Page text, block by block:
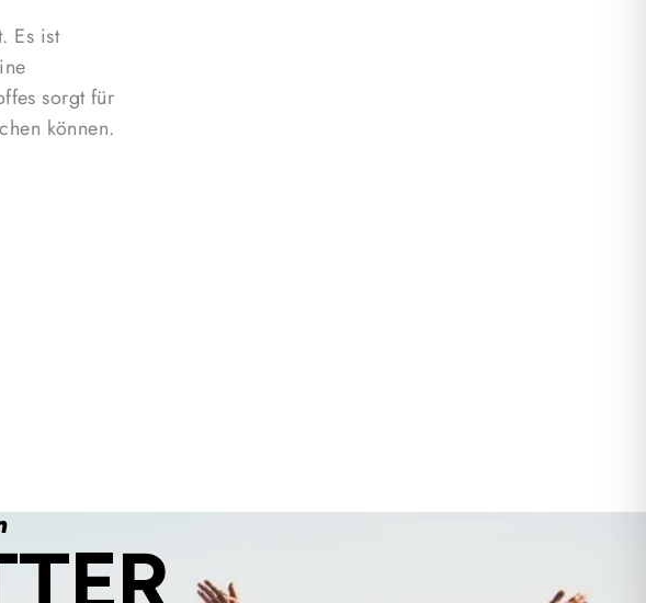
Das Zelt ist eine hervorragende Alternative zum klassischen
Maggiolina-Modell. Die Atmungsaktivität des Stoffes sorgt für
Es ist
sorgt für
können.